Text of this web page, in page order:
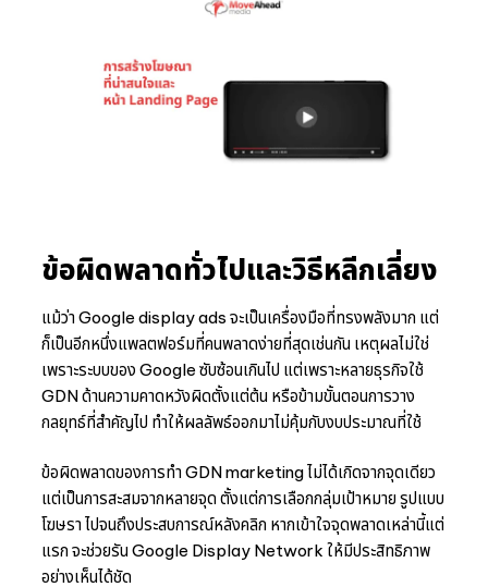
ข้อผิดพลาดทั่วไปและวิธีหลีกเลี่ยง
แม้ว่า Google display ads จะเป็นเครื่องมือที่ทรงพลังมาก แต่
ก็เป็นอีกหนึ่งแพลตฟอร์มที่คนพลาดง่ายที่สุดเช่นกัน เหตุผลไม่ใช่
เพราะระบบของ Google ซับซ้อนเกินไป แต่เพราะหลายธุรกิจใช้
GDN ด้านความคาดหวังผิดตั้งแต่ต้น หรือข้ามขั้นตอนการวาง
กลยุทธ์ที่สำคัญไป ทำให้ผลลัพธ์ออกมาไม่คุ้มกับงบประมาณที่ใช้
ข้อผิดพลาดของการทำ GDN marketing ไม่ได้เกิดจากจุดเดียว
แต่เป็นการสะสมจากหลายจุด ตั้งแต่การเลือกกลุ่มเป้าหมาย รูปแบบ
โฆษรา ไปจนถึงประสบการณ์หลังคลิก หากเข้าใจจุดพลาดเหล่านี้แต่
แรก จะช่วยรัน Google Display Network ให้มีประสิทธิภาพ
อย่างเห็นได้ชัด